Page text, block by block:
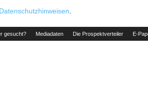
Datenschutzhinweisen
gesucht? Mediadaten Die Prospektverteiler E-